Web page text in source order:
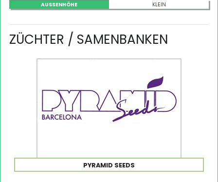
AUSSENHÖHE KLEIN
ZÜCHTER / SAMENBANKEN
PYRAMID SEEDS